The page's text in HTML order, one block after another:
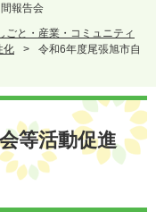
報告会
ごと・産業・コミュニティ
化 >
令和6年度尾張旭市自
等活動促進